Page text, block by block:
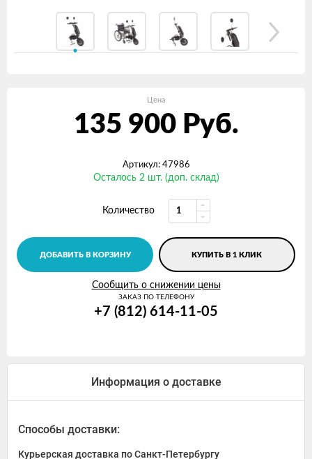
Цена
135 900 Руб.
Артикул: 47986
Осталось 2 шт. (доп. склад)
Количество
ДОБАВИТЬ В КОРЗИНУ КУПИТЬ В 1 КЛИК
Сообщить о снижении цены
ЗАКАЗ ПО ТЕЛЕФОНУ
+7 (812) 614-11-05
Информация о доставке
Способы доставки:
Курьерская доставка по Санкт-Петербургу